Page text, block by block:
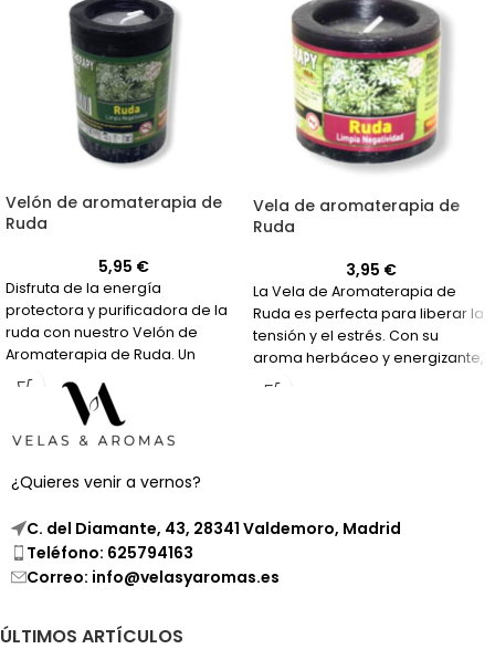
Velón de aromaterapia de
Ruda
5,95 €
Disfruta de la energía
protectora y purificadora de la
ruda con nuestro Velón de
Aromaterapia de Ruda. Un
aroma intenso que te ayudará a
limpiar y proteger tu hogar o
espacio de trabajo.
Vela de aromaterapia de
Ruda
3,95 €
La Vela de Aromaterapia de
Ruda es perfecta para liberar la
tensión y el estrés. Con su
aroma herbáceo y energizante,
te ayudará a mejorar la
¿Quieres venir a vernos?
C. del Diamante, 43, 28341 Valdemoro, Madrid
Teléfono: 625794163
Correo: info@velasyaromas.es
ÚLTIMOS ARTÍCULOS